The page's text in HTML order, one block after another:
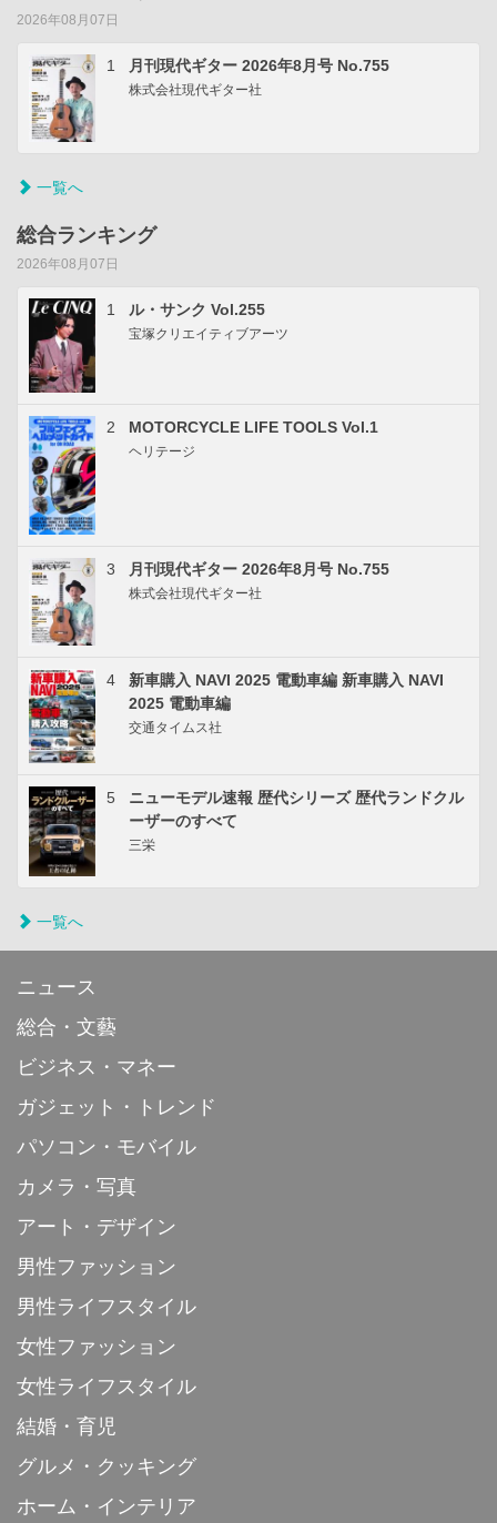
2026年08月07日
1 月刊現代ギター 2026年8月号 No.755
株式会社現代ギター社
一覧へ
総合ランキング
2026年08月07日
1 ル・サンク Vol.255
宝塚クリエイティブアーツ
2 MOTORCYCLE LIFE TOOLS Vol.1
ヘリテージ
3 月刊現代ギター 2026年8月号 No.755
株式会社現代ギター社
4
新車購入 NAVI 2025 電動車編 新車購入 NAVI
2025 電動車編
交通タイムス社
5
ニューモデル速報 歴代シリーズ 歴代ランドクル
ーザーのすべて
三栄
一覧へ
ニュース
総合・文藝
ビジネス・マネー
ガジェット・トレンド
パソコン・モバイル
カメラ・写真
アート・デザイン
男性ファッション
男性ライフスタイル
女性ファッション
女性ライフスタイル
結婚・育児
グルメ・クッキング
ホーム・インテリア